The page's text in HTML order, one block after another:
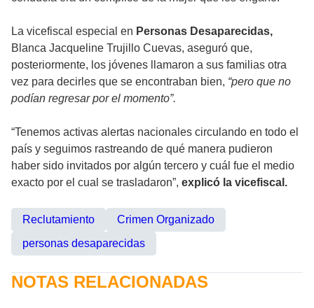
La vicefiscal especial en Personas Desaparecidas,
Blanca Jacqueline Trujillo Cuevas, aseguró que,
posteriormente, los jóvenes llamaron a sus familias otra
vez para decirles que se encontraban bien, “pero que no
podían regresar por el momento”.
“Tenemos activas alertas nacionales circulando en todo el
país y seguimos rastreando de qué manera pudieron
haber sido invitados por algún tercero y cuál fue el medio
exacto por el cual se trasladaron”, explicó la vicefiscal.
Reclutamiento
Crimen Organizado
personas desaparecidas
NOTAS RELACIONADAS